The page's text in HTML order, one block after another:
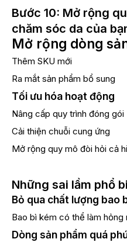
Bước 10: Mở rộng
chăm sóc da của
Mở rộng dòng
Thêm SKU mới
Ra mắt sản phẩm bổ sung
Tối ưu hóa hoạt động
Nâng cấp quy trình đóng gói
Cải thiện chuỗi cung ứng
Mở rộng quy mô đòi hỏi cả
Những sai lầm phổ
Bỏ qua chất lượng bao
Bao bì kém có thể làm hỏng
Dòng sản phẩm quá